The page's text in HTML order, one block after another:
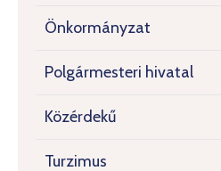
Önkormányzat
Polgármesteri hivatal
Közérdekű
Turzimus